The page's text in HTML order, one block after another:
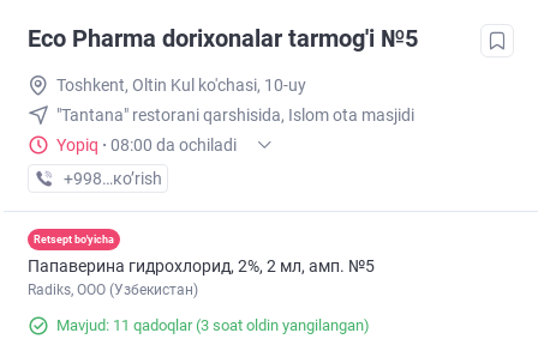
Eco Pharma dorixonalar tarmog'i №5
Toshkent, Oltin Kul ko'chasi, 10-uy
"Tantana" restorani qarshisida, Islom ota masjidi
Yopiq · 08:00 da ochiladi
+998 (55) XXX-XX-XX
кo’rish
Retsept bo'yicha
Папаверина гидрохлорид, 2%, 2 мл, амп. №5
Radiks, ООО (Узбекистан)
Mavjud: 11 qadoqlar(3 soat oldin yangilangan)